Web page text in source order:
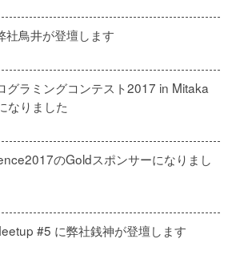
鳥井が登壇します
グラミングコンテスト2017 in Mitaka
なりました
のGoldスポンサーになりまし
#5 に弊社銭神が登壇します